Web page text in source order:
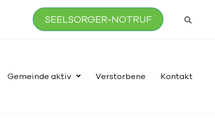
SEELSORGER-NOTRUF
Gemeinde aktiv Verstorbene Kontakt